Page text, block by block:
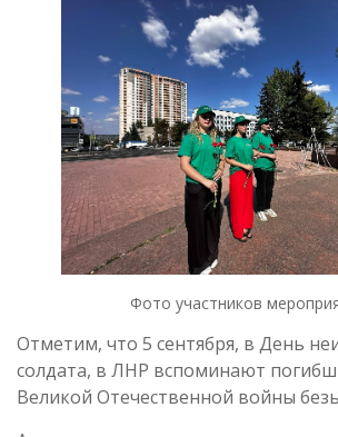
Фото участников
Отметим, что 5 сентября, в День
солдата, в ЛНР вспоминают
Великой Отечественной войны